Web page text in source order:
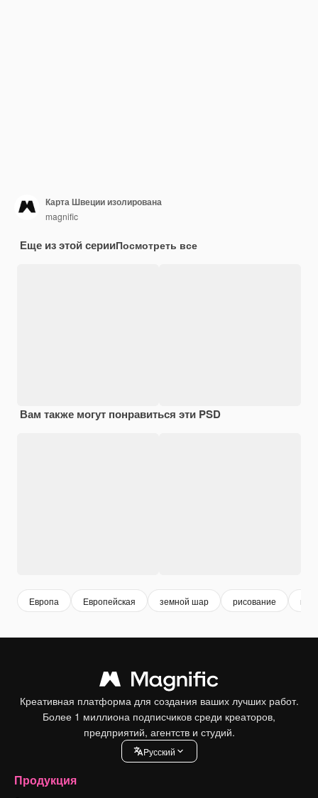
Карта Швеции изолирована
magnific
Еще из этой серииПосмотреть все
Вам также могут понравиться эти PSD
Европа Европейская земной шар рисование мир
Креативная платформа для создания ваших лучших работ.
Более 1 миллиона подписчиков среди креаторов,
предприятий, агентств и студий.
Pусский
Продукция